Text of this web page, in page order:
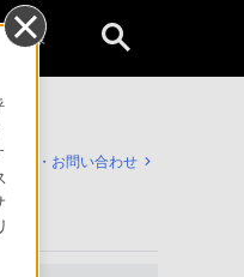
お客様
ート・お問い合わせ